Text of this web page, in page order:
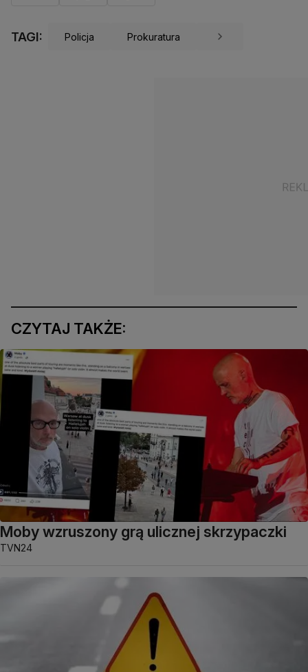
TAGI: Policja Prokuratura
CZYTAJ TAKŻE:
Moby wzruszony grą ulicznej skrzypaczki
TVN24